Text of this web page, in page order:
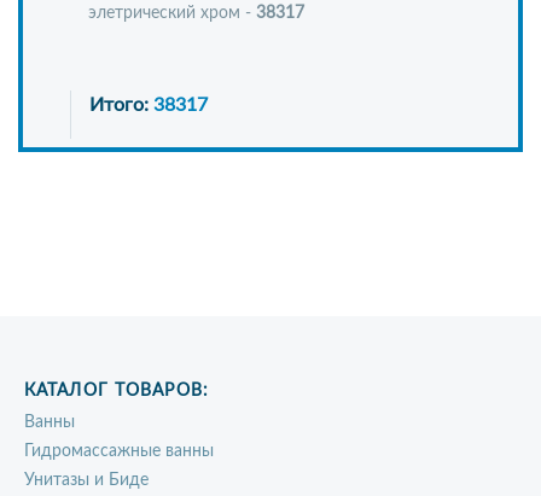
элетрический хром - 38317
Итого: 38317
КАТАЛОГ ТОВАРОВ:
Ванны
Гидромассажные ванны
Унитазы и Биде